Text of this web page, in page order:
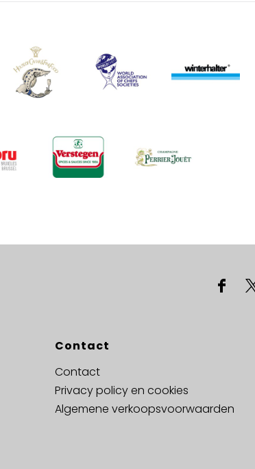
Contact
Contact
Privacy policy en cookies
Algemene verkoopsvoorwaarden